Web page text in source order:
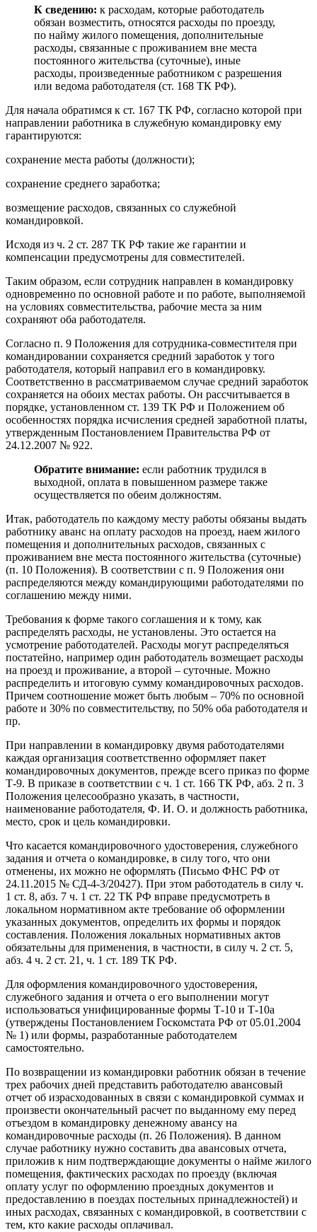
К сведению: к расходам, которые работодатель
обязан возместить, относятся расходы по проезду,
по найму жилого помещения, дополнительные
расходы, связанные с проживанием вне места
постоянного жительства (суточные), иные
расходы, произведенные работником с разрешения
или ведома работодателя (ст. 168 ТК РФ).
Для начала обратимся к ст. 167 ТК РФ, согласно которой при
направлении работника в служебную командировку ему
гарантируются:
сохранение места работы (должности);
сохранение среднего заработка;
возмещение расходов, связанных со служебной
командировкой.
Исходя из ч. 2 ст. 287 ТК РФ такие же гарантии и
компенсации предусмотрены для совместителей.
Таким образом, если сотрудник направлен в командировку
одновременно по основной работе и по работе, выполняемой
на условиях совместительства, рабочие места за ним
сохраняют оба работодателя.
Согласно п. 9 Положения для сотрудника-совместителя при
командировании сохраняется средний заработок у того
работодателя, который направил его в командировку.
Соответственно в рассматриваемом случае средний заработок
сохраняется на обоих местах работы. Он рассчитывается в
порядке, установленном ст. 139 ТК РФ и Положением об
особенностях порядка исчисления средней заработной платы,
утвержденным Постановлением Правительства РФ от
24.12.2007 № 922.
Обратите внимание: если работник трудился в
выходной, оплата в повышенном размере также
осуществляется по обеим должностям.
Итак, работодатель по каждому месту работы обязаны выдать
работнику аванс на оплату расходов на проезд, наем жилого
помещения и дополнительных расходов, связанных с
проживанием вне места постоянного жительства (суточные)
(п. 10 Положения). В соответствии с п. 9 Положения они
распределяются между командирующими работодателями по
соглашению между ними.
Требования к форме такого соглашения и к тому, как
распределять расходы, не установлены. Это остается на
усмотрение работодателей. Расходы могут распределяться
постатейно, например один работодатель возмещает расходы
на проезд и проживание, а второй – суточные. Можно
распределить и итоговую сумму командировочных расходов.
Причем соотношение может быть любым – 70% по основной
работе и 30% по совместительству, по 50% оба работодателя и
пр.
При направлении в командировку двумя работодателями
каждая организация соответственно оформляет пакет
командировочных документов, прежде всего приказ по форме
Т-9. В приказе в соответствии с ч. 1 ст. 166 ТК РФ, абз. 2 п. 3
Положения целесообразно указать, в частности,
наименование работодателя, Ф. И. О. и должность работника,
место, срок и цель командировки.
Что касается командировочного удостоверения, служебного
задания и отчета о командировке, в силу того, что они
отменены, их можно не оформлять (Письмо ФНС РФ от
24.11.2015 № СД-4-3/20427). При этом работодатель в силу ч.
1 ст. 8, абз. 7 ч. 1 ст. 22 ТК РФ вправе предусмотреть в
локальном нормативном акте требование об оформлении
указанных документов, определить их формы и порядок
составления. Положения локальных нормативных актов
обязательны для применения, в частности, в силу ч. 2 ст. 5,
абз. 4 ч. 2 ст. 21, ч. 1 ст. 189 ТК РФ.
Для оформления командировочного удостоверения,
служебного задания и отчета о его выполнении могут
использоваться унифицированные формы Т-10 и Т-10а
(утверждены Постановлением Госкомстата РФ от 05.01.2004
№ 1) или формы, разработанные работодателем
самостоятельно.
По возвращении из командировки работник обязан в течение
трех рабочих дней представить работодателю авансовый
отчет об израсходованных в связи с командировкой суммах и
произвести окончательный расчет по выданному ему перед
отъездом в командировку денежному авансу на
командировочные расходы (п. 26 Положения). В данном
случае работнику нужно составить два авансовых отчета,
приложив к ним подтверждающие документы о найме жилого
помещения, фактических расходах по проезду (включая
оплату услуг по оформлению проездных документов и
предоставлению в поездах постельных принадлежностей) и
иных расходах, связанных с командировкой, в соответствии с
тем, кто какие расходы оплачивал.